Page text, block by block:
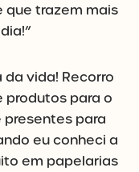
que trazem mais
da vida! Recorro
produtos para o
para
eu conheci a
em papelarias